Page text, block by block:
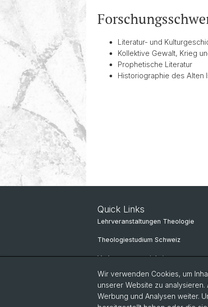
Studienplanung
Doktorierende der
Forschungsnetzwerke
Publikationen
Organisation
AlumniTheologie
Karl Barth-Zentrum
Literatur- und
Kollektive Gewalt, Krieg
Prophetische Literatur
Historiographie des Alten
Quick Links
Lehrveranstaltungen Theologie
Theologiestudium Schweiz
Vorlesungsverzeichnis
Wir verwenden Cookies, um
unserer Website zu
Werbung und Analysen weiter.